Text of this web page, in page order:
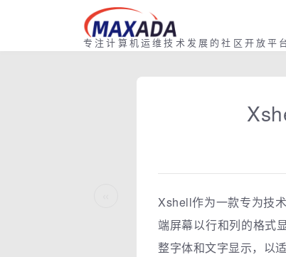
专注计算机运维技术发展的社区开放平
Xshell作为一款专为技
端屏幕以行和列的格式
整字体和文字显示，以